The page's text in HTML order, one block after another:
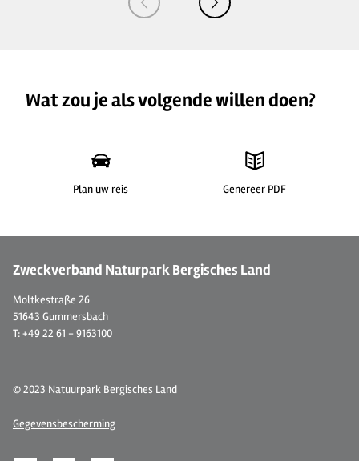
Wat zou je als volgende willen doen?
Plan uw reis Genereer PDF
Zweckverband Naturpark Bergisches Land
Moltkestraße 26
51643 Gummersbach
T: +49 22 61 - 9163100
© 2023 Natuurpark Bergisches Land
Gegevensbescherming